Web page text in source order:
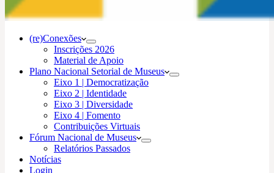
(re)Conexões
Inscrições 2026
Material de Apoio
Plano Nacional Setorial de Museus
Eixo 1 | Democratização
Eixo 2 | Identidade
Eixo 3 | Diversidade
Eixo 4 | Fomento
Contribuições Virtuais
Fórum Nacional de Museus
Relatórios Passados
Notícias
Login